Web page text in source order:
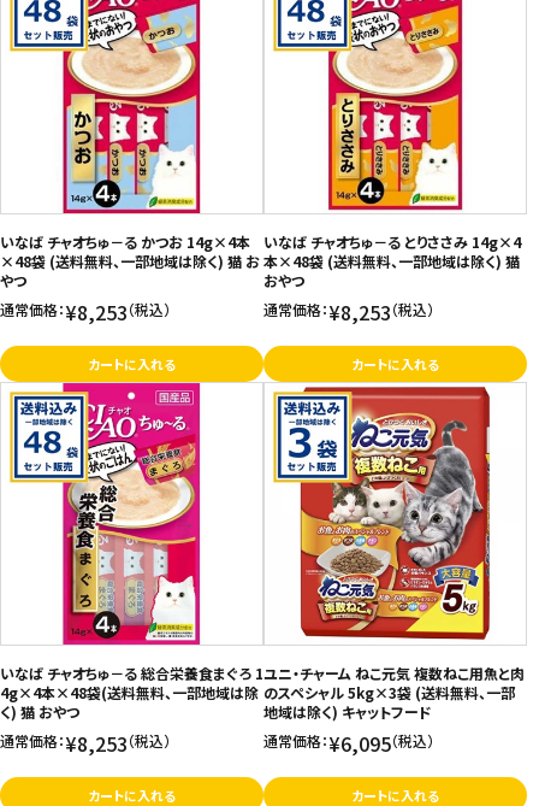
いなば チャオちゅ－る かつお 14g×4本
×48袋 (送料無料、一部地域は除く) 猫 お
やつ
通常価格：¥8,253（税込）
カートに入れる
いなば チャオちゅ－る とりささみ 14g×4
本×48袋 (送料無料、一部地域は除く) 猫
おやつ
通常価格：¥8,253（税込）
カートに入れる
いなば チャオちゅ－る 総合栄養食まぐろ 1
4g×4本×48袋(送料無料、一部地域は除
く) 猫 おやつ
通常価格：¥8,253（税込）
カートに入れる
ユニ・チャーム ねこ元気 複数ねこ用魚と肉
のスペシャル 5kg×3袋 (送料無料、一部
地域は除く) キャットフード
通常価格：¥6,095（税込）
カートに入れる